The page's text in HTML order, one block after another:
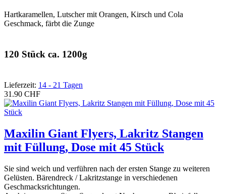
Hartkaramellen, Lutscher mit Orangen, Kirsch und Cola
Geschmack, färbt die Zunge
120 Stück ca. 1200g
Lieferzeit: 14 - 21 Tagen
31.90 CHF
Maxilin Giant Flyers, Lakritz Stangen
mit Füllung, Dose mit 45 Stück
Sie sind weich und verführen nach der ersten Stange zu weiteren
Gelüsten. Bärendreck / Lakritzstange in verschiedenen
Geschmacksrichtungen.